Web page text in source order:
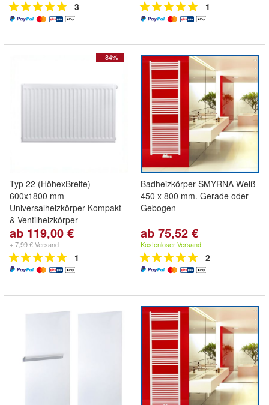
3 1
- 84%
Typ 22 (HöhexBreite)
600x1800 mm
Universalheizkörper Kompakt
& Ventilheizkörper
ab 119,00 €
+ 7,99 € Versand
1
Badheizkörper SMYRNA Weiß
450 x 800 mm. Gerade oder
Gebogen
ab 75,52 €
Kostenloser Versand
2